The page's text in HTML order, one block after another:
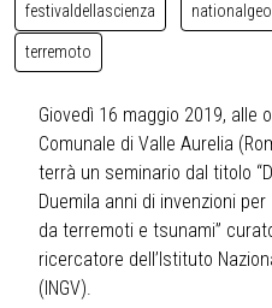
festivaldellascienza
terremoto
Giovedì 16 maggio 2019, alle
Comunale di Valle Aurelia
terrà un seminario dal titolo
Duemila anni di invenzioni
da terremoti e tsunami”
ricercatore dell’Istituto
(INGV).